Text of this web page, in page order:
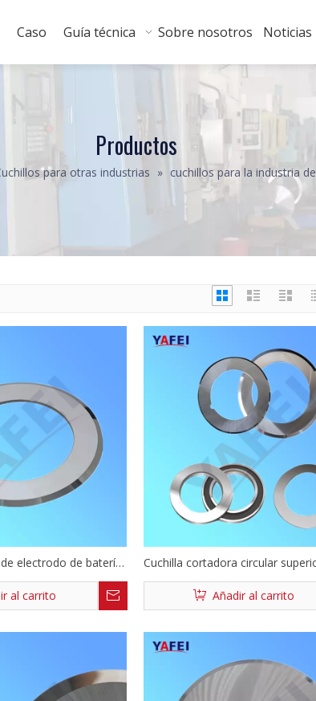
Caso Guía técnica Sobre nosotros Noticias
Productos
para otras industrias » cuchillos para la industria
electrodo de batería
al carrito
Cuchilla cortadora circular
inferior
Añadir al carrito